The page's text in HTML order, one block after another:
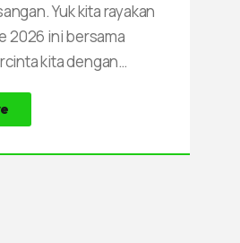
Yuk kita rayakan
2026 ini bersama
kita dengan
sewa mobil Nemob.
Februari 2026 yang